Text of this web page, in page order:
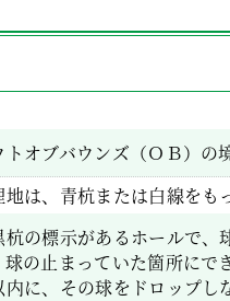
トオブバウンズ（ＯＢ）の
地は、青杭または白線をも
杭の標示があるホールで
球の止まっていた箇所にで
内に、その球をドロップし